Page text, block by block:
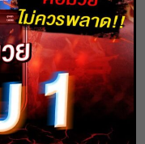
ด ต้องไปสักการะ ขอ